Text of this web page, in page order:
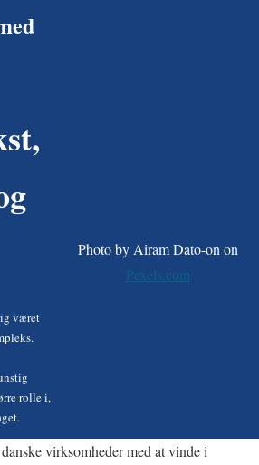
været
rolle i,
Photo by Airam Dato-on on
Pexels.com
virksomheder med at vinde i